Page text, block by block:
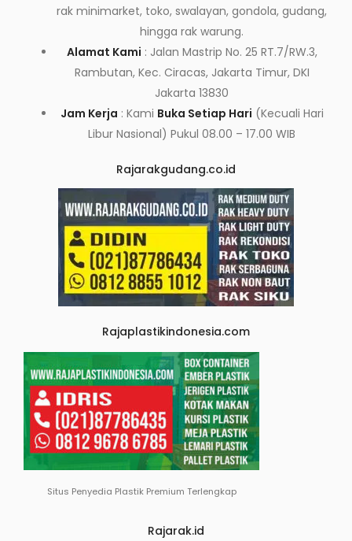
rak minimarket, toko, swalayan, gondola, gudang,
hingga rak warung.
Alamat Kami : Jalan Mastrip No. 25 RT.7/RW.3,
Rambutan, Kec. Ciracas, Jakarta Timur, DKI
Jakarta 13830
Jam Kerja : Kami Buka Setiap Hari (Kecuali Hari
Libur Nasional) Pukul 08.00 – 17.00 WIB
Rajarakgudang.co.id
Rajaplastikindonesia.com
Situs Penyedia Plastik Premium Terlengkap
Rajarak.id